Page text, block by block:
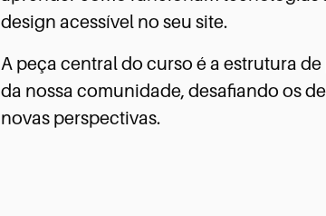
design acessível no seu site.
A peça central do curso é a estrutura
da nossa comunidade, desafiando os
novas perspectivas.